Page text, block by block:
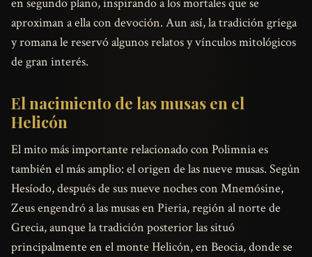
aproximan a ella con devoción. Aun así, la tradición griega
y romana le reservó algunos relatos y vínculos mitológicos
de gran interés.
El nacimiento de las musas en el
Helicón
El mito más importante relacionado con Polimnia es
también el más amplio: el origen de las nueve musas. Según
Hesíodo, después de sus nueve noches con Mnemósine,
Zeus engendró a las musas en Pieria, región al norte de
Grecia, aunque la tradición posterior las situó
principalmente en el monte Helicón, en Beocia, donde se